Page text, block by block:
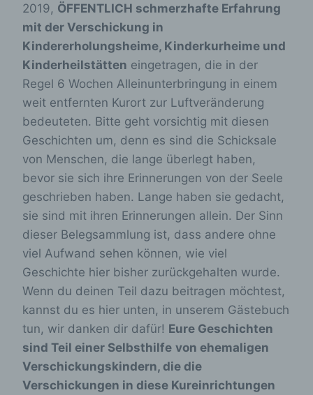
2019, ÖFFENTLICH schmerzhafte Erfahrung
mit der Verschickung in
Kindererholungsheime, Kinderkurheime und
Kinderheilstätten eingetragen, die in der
Regel 6 Wochen Alleinunterbringung in einem
weit entfernten Kurort zur Luftveränderung
bedeuteten. Bitte geht vorsichtig mit diesen
Geschichten um, denn es sind die Schicksale
von Menschen, die lange überlegt haben,
bevor sie sich ihre Erinnerungen von der Seele
geschrieben haben. Lange haben sie gedacht,
sie sind mit ihren Erinnerungen allein. Der Sinn
dieser Belegsammlung ist, dass andere ohne
viel Aufwand sehen können, wie viel
Geschichte hier bisher zurückgehalten wurde.
Wenn du deinen Teil dazu beitragen möchtest,
kannst du es hier unten, in unserem Gästebuch
tun, wir danken dir dafür! Eure Geschichten
sind Teil einer Selbsthilfe von ehemaligen
Verschickungskindern, die die
Verschickungen in diese Kureinrichtungen